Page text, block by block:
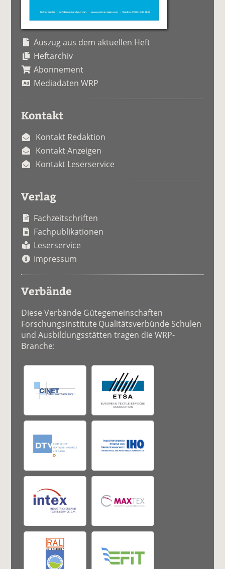
Auszug aus dem aktuellen Heft
Heftarchiv
Abonnement
Mediadaten WRP
Kontakt
Kontakt Redaktion
Kontakt Anzeigen
Kontakt Leserservice
Verlag
Fachzeitschriften
Fachpublikationen
Leserservice
Impressum
Verbände
Diese Verbände Gütegemeinschaften
Forschungsinstitute Qualitätsverbünde Schulen
und Ausbildungsstätten tragen die WRP-
Branche: